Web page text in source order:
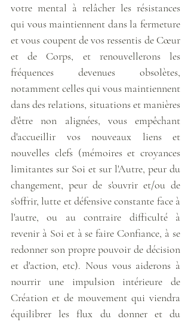
votre mental à relâcher les résistances
qui vous maintiennent dans la fermeture
et vous coupent de vos ressentis de Cœur
et de Corps, et renouvellerons les
fréquences devenues obsolètes,
notamment celles qui vous maintiennent
dans des relations, situations et manières
d'être non alignées, vous empêchant
d'accueillir vos nouveaux liens et
nouvelles clefs (mémoires et croyances
limitantes sur Soi et sur l'Autre, peur du
changement, peur de s'ouvrir et/ou de
s'offrir, lutte et défensive constante face à
l'autre, ou au contraire difficulté à
revenir à Soi et à se faire Confiance, à se
redonner son propre pouvoir de décision
et d'action, etc). Nous vous aiderons à
nourrir une impulsion intérieure de
Création et de mouvement qui viendra
équilibrer les flux du donner et du